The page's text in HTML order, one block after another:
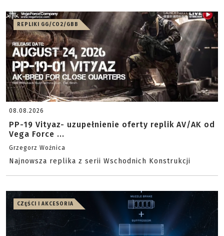
REPLIKI GG/CO2/GBB
08.08.2026
PP-19 Vityaz- uzupełnienie oferty replik AV/AK od
Vega Force ...
Grzegorz Woźnica
Najnowsza replika z serii Wschodnich Konstrukcji
CZĘŚCI I AKCESORIA